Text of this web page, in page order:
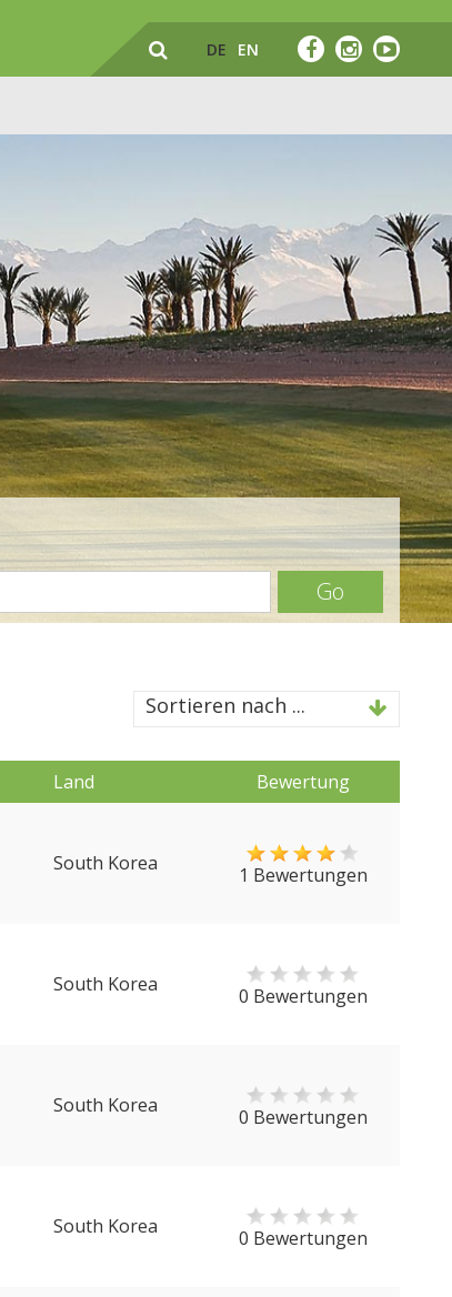
DE EN
Go
Sortieren nach ...
Land Bewertung
South Korea 1 Bewertungen
South Korea 0 Bewertungen
South Korea 0 Bewertungen
South Korea 0 Bewertungen